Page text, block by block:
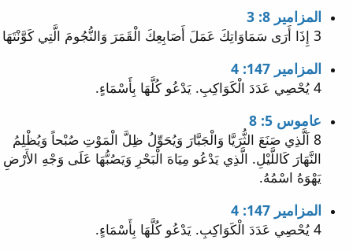
المزامير 8: 3
3 إِذَا أَرَى سَمَاوَاتِكَ عَمَلَ أَصَابِعِكَ الْقَمَرَ وَالنُّجُومَ الَّتِي كَوَّنْتَهَا
المزامير 147: 4
4 يُحْصِي عَدَدَ الْكَوَاكِبِ. يَدْعُو كُلَّهَا بِأَسْمَاءٍ.
عاموس 5: 8
8 اَلَّذِي صَنَعَ الثُّرَيَّا وَالْجَبَّارَ وَيُحَوِّلُ ظِلَّ الْمَوْتِ صُبْحاً وَيُظْلِمُ
النَّهَارَ كَاللَّيْلِ. الَّذِي يَدْعُو مِيَاهَ الْبَحْرِ وَيَصُبُّهَا عَلَى وَجْهِ الأَرْضِ
يَهْوَهُ اسْمُهُ.
المزامير 147: 4
4 يُحْصِي عَدَدَ الْكَوَاكِبِ. يَدْعُو كُلَّهَا بِأَسْمَاءٍ.